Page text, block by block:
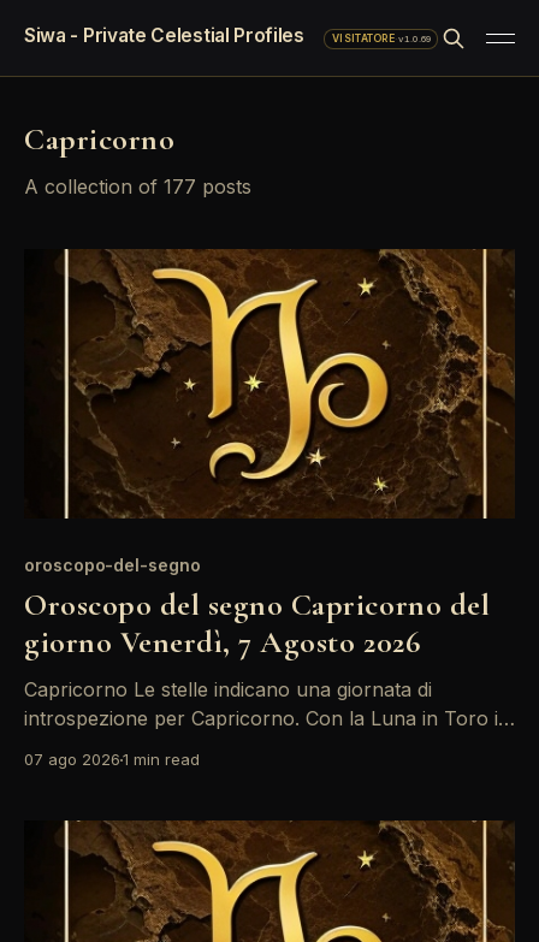
Siwa - Private Celestial Profiles VISITATORE·v1.0.69
Capricorno
A collection of 177 posts
oroscopo-del-segno
Oroscopo del segno Capricorno del
giorno Venerdì, 7 Agosto 2026
Capricorno Le stelle indicano una giornata di
introspezione per Capricorno. Con la Luna in Toro in
proprio percorso professionale. È un momento
consapevoli. Il transito della Luna in Toro, in
quadratura con il Sole in
07 ago 20261 min read